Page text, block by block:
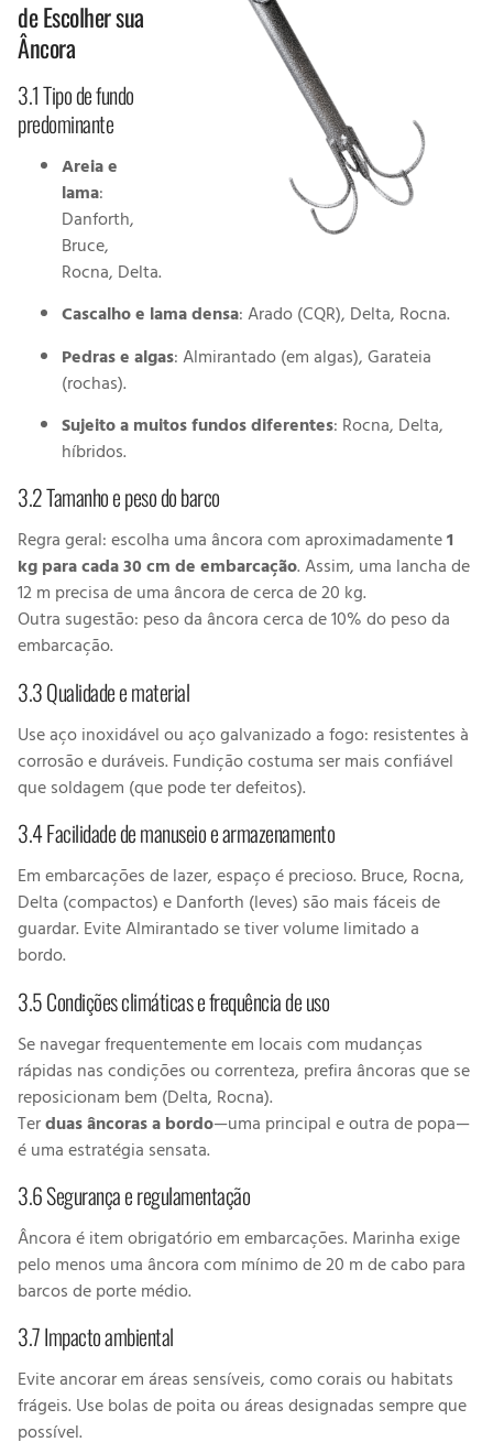
de Escolher sua
Âncora
3.1 Tipo de fundo
predominante
Areia e
lama:
Danforth,
Bruce,
Rocna, Delta.
Cascalho e lama densa: Arado (CQR), Delta, Rocna.
Pedras e algas: Almirantado (em algas), Garateia
(rochas).
Sujeito a muitos fundos diferentes: Rocna, Delta,
híbridos.
3.2 Tamanho e peso do barco
Regra geral: escolha uma âncora com aproximadamente1
kg para cada 30 cm de embarcação. Assim, uma lancha de
12 m precisa de uma âncora de cerca de 20 kg.
Outra sugestão: peso da âncora cerca de 10% do peso da
embarcação.
3.3 Qualidade e material
Use aço inoxidável ou aço galvanizado a fogo: resistentes à
corrosão e duráveis. Fundição costuma ser mais confiável
que soldagem (que pode ter defeitos).
3.4 Facilidade de manuseio e armazenamento
Em embarcações de lazer, espaço é precioso. Bruce, Rocna,
Delta (compactos) e Danforth (leves) são mais fáceis de
guardar. Evite Almirantado se tiver volume limitado a
bordo.
3.5 Condições climáticas e frequência de uso
Se navegar frequentemente em locais com mudanças
rápidas nas condições ou correnteza, prefira âncoras que se
reposicionam bem (Delta, Rocna).
Terduas âncoras a bordo—uma principal e outra de popa—
é uma estratégia sensata.
3.6 Segurança e regulamentação
Âncora é item obrigatório em embarcações. Marinha exige
pelo menos uma âncora com mínimo de 20 m de cabo para
barcos de porte médio.
3.7 Impacto ambiental
Evite ancorar em áreas sensíveis, como corais ou habitats
frágeis. Use bolas de poita ou áreas designadas sempre que
possível.